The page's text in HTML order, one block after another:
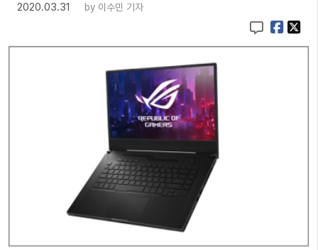
2020.03.31 by 이수민 기자